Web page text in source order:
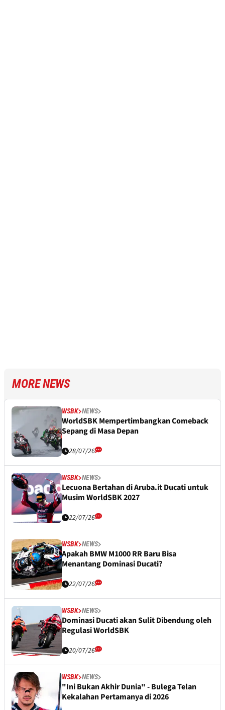
MORE NEWS
WSBK NEWS
WorldSBK Mempertimbangkan Comeback
Sepang di Masa Depan
28/07/26
WSBK NEWS
Lecuona Bertahan di Aruba.it Ducati untuk
Musim WorldSBK 2027
22/07/26
WSBK NEWS
Apakah BMW M1000 RR Baru Bisa
Menantang Dominasi Ducati?
22/07/26
WSBK NEWS
Dominasi Ducati akan Sulit Dibendung oleh
Regulasi WorldSBK
20/07/26
WSBK NEWS
"Ini Bukan Akhir Dunia" - Bulega Telan
Kekalahan Pertamanya di 2026